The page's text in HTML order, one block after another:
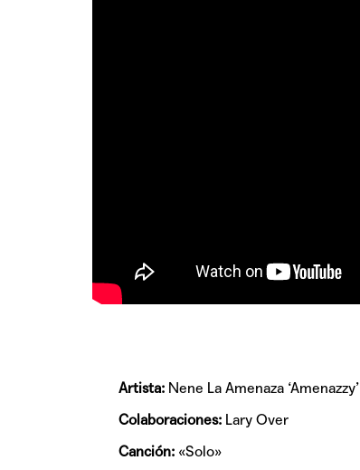
Artista:Nene La Amenaza ‘Amenazzy’
Colaboraciones:Lary Over
Canción:«Solo»